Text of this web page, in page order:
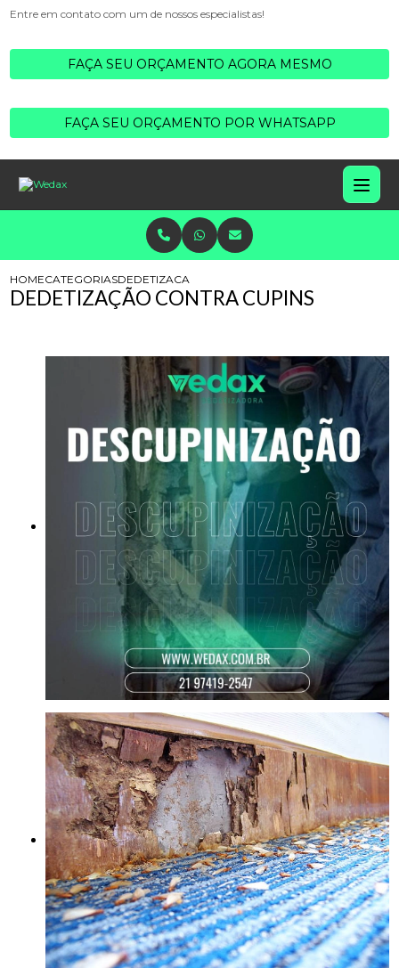
Entre em contato com um de nossos especialistas!
FAÇA SEU ORÇAMENTO AGORA MESMO
FAÇA SEU ORÇAMENTO POR WHATSAPP
HOMECATEGORIASDEDETIZACAO CUPINS
DEDETIZAÇÃO CONTRA CUPINS